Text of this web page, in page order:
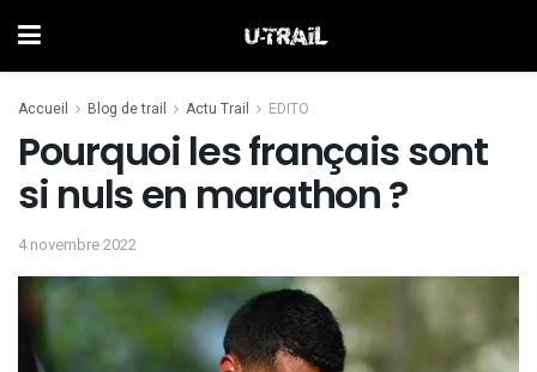
Accueil Blog de trail Actu Trail EDITO
Pourquoi les français sont
si nuls en marathon ?
4 novembre 2022